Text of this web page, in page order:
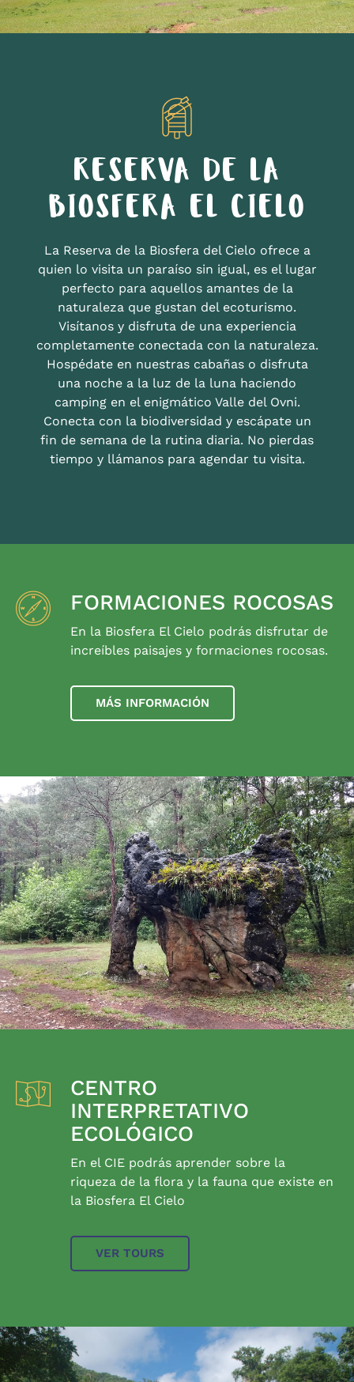
RESERVA DE LA
BIOSFERA EL CIELO
La Reserva de la Biosfera del Cielo ofrece a
quien lo visita un paraíso sin igual, es el lugar
perfecto para aquellos amantes de la
naturaleza que gustan del ecoturismo.
Visítanos y disfruta de una experiencia
completamente conectada con la naturaleza.
Hospédate en nuestras cabañas o disfruta
una noche a la luz de la luna haciendo
camping en el enigmático Valle del Ovni.
Conecta con la biodiversidad y escápate un
fin de semana de la rutina diaria. No pierdas
tiempo y llámanos para agendar tu visita.
FORMACIONES ROCOSAS
En la Biosfera El Cielo podrás disfrutar de
increíbles paisajes y formaciones rocosas.
MÁS INFORMACIÓN
CENTRO
INTERPRETATIVO
ECOLÓGICO
En el CIE podrás aprender sobre la
riqueza de la flora y la fauna que existe en
la Biosfera El Cielo
VER TOURS